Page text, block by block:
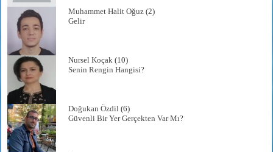
Muhammet Halit Oğuz (2)
Gelir
Nursel Koçak (10)
Senin Rengin Hangisi?
Doğukan Özdil (6)
Güvenli Bir Yer Gerçekten Var Mı?